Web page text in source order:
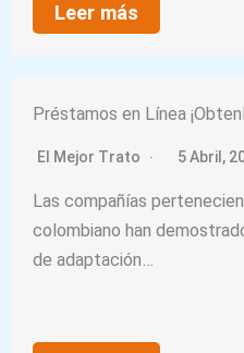
Leer más
Préstamos en Línea
El Mejor Trato 5 Abril,
Las compañías
colombiano han
de adaptación…